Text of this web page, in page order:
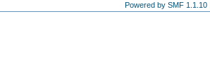
Powered by SMF 1.1.10